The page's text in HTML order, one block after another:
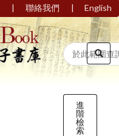
| 聯絡我們 | English
進
階
檢
索